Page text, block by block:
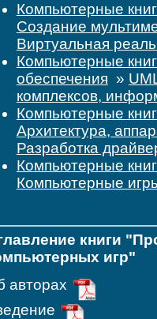
Компьютерные
Создание
Виртуальная
Компьютерные
обеспечения »
комплексов,
Компьютерные
Архитектура,
Разработка
Компьютерные
Компьютерные
книги
игр"
авторах